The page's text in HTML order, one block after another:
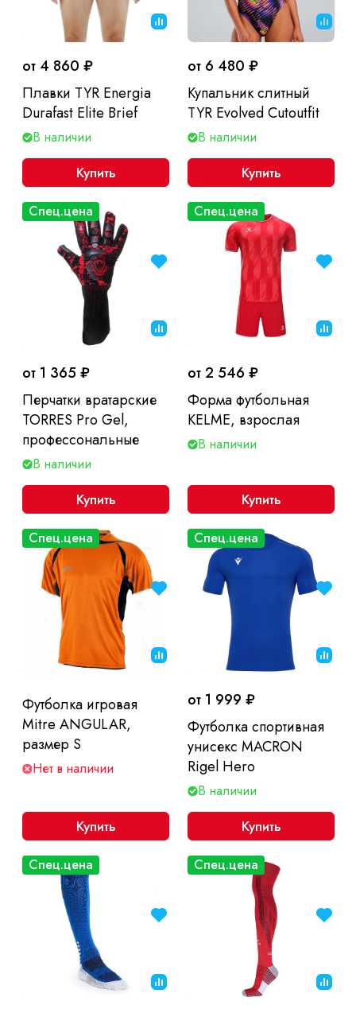
от 4 860 ₽
Плавки TYR Energia
Durafast Elite Brief
В наличии
Купить
от 6 480 ₽
Купальник слитный
TYR Evolved Cutoutfit
В наличии
Купить
Спец.цена
от 1 365 ₽
Перчатки вратарские
TORRES Pro Gel,
профессональные
В наличии
Купить
Спец.цена
от 2 546 ₽
Форма футбольная
KELME, взрослая
В наличии
Купить
Спец.цена
Футболка игровая
Mitre ANGULAR,
размер S
Нет в наличии
Купить
Спец.цена
от 1 999 ₽
Футболка спортивная
унисекс MACRON
Rigel Hero
В наличии
Купить
Спец.цена Спец.цена